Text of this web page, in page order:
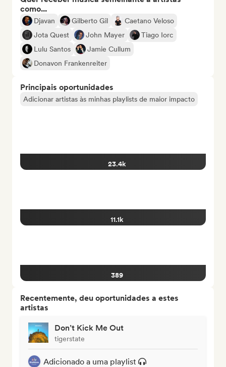
como...
Djavan Gilberto Gil
Caetano Veloso
Jota Quest
John Mayer
Tiago Iorc
Lulu Santos
Jamie Cullum
Donavon Frankenreiter
Principais oportunidades
Adicionar artistas às minhas playlists de maior impacto
23.4k
11.1k
389
Recentemente, deu oportunidades a estes
artistas
Don’t Kick Me Out
tigerstate
Adicionado a uma playlist